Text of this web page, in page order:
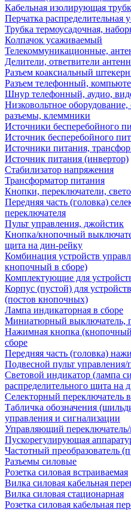
Кабельная изолирующая
Перчатка распределительная
Трубка термоусадочная,
Колпачок усаживаемый
Телекоммуникационные,
Делители, ответвители
Разъем коаксиальный
Разъем телефонный,
Шнур телефонный, аудио,
Низковольтное
разъемы, клеммники
Источники бесперебойного
Источник бесперебойного
Источники питания,
Источник питания (инвертор)
Стабилизатор напряжения
Трансформатор питания
Кнопки, переключатели,
Передняя часть (головка)
переключателя
Пульт управления, джойстик
Кнопка/кнопочный
щита на дин-рейку
Комбинация устройств
кнопочный в сборе)
Комплектующие для
Корпус (пустой) для
(постов кнопочных)
Лампа индикаторная в сборе
Миниатюрный выключатель,
Нажимная кнопка
сборе
Передняя часть (головка)
Подвесной пульт
Световой индикатор (лампа
распределительного щита на
Селекторный переключатель
Табличка обозначения
управления и сигнализации
Управляющий переключатель/
Пускорегулирующая
Частотный преобразователь
Разъемы силовые
Розетка силовая встраиваемая
Вилка силовая кабельная
Вилка силовая стационарная
Розетка силовая кабельная